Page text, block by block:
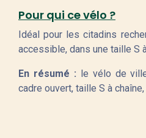
Pour qui ce vélo ?
Idéal pour les citadins
accessible, dans une taille S
En résumé : le vélo de
cadre ouvert, taille S à